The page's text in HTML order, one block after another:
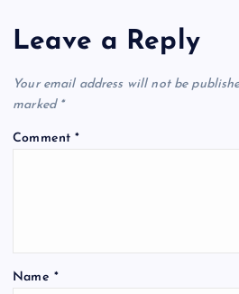
Leave a Reply
Your email address will not be
marked *
Comment*
Name *